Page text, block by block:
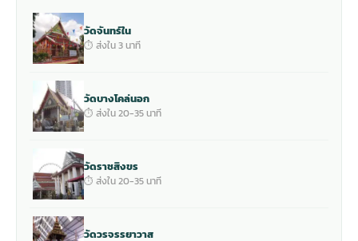
วัดจันทร์ใน
⏱ ส่งใน 3 นาที
วัดบางโคล่นอก
⏱ ส่งใน 20-35 นาที
วัดราชสิงขร
⏱ ส่งใน 20-35 นาที
วัดวรจรรยาวาส